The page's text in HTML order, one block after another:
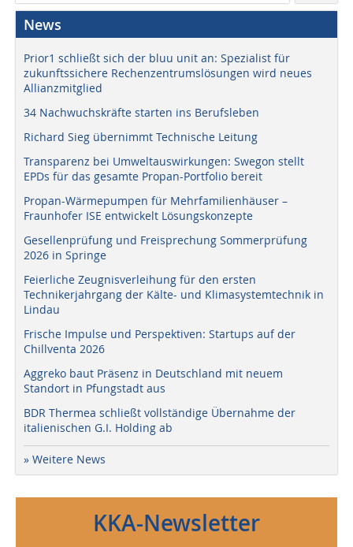
News
Prior1 schließt sich der bluu unit an: Spezialist für
zukunftssichere Rechenzentrumslösungen wird neues
Allianzmitglied
34 Nachwuchskräfte starten ins Berufsleben
Richard Sieg übernimmt Technische Leitung
Transparenz bei Umweltauswirkungen: Swegon stellt
EPDs für das gesamte Propan-Portfolio bereit
Propan-Wärmepumpen für Mehrfamilienhäuser –
Fraunhofer ISE entwickelt Lösungskonzepte
Gesellenprüfung und Freisprechung Sommerprüfung
2026 in Springe
Feierliche Zeugnisverleihung für den ersten
Technikerjahrgang der Kälte- und Klimasystemtechnik in
Lindau
Frische Impulse und Perspektiven: Startups auf der
Chillventa 2026
Aggreko baut Präsenz in Deutschland mit neuem
Standort in Pfungstadt aus
BDR Thermea schließt vollständige Übernahme der
italienischen G.I. Holding ab
» Weitere News
KKA-Newsletter